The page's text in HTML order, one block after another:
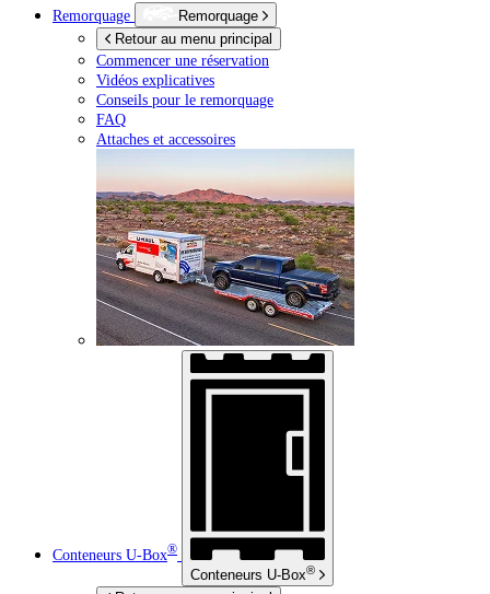
Remorquage
Remorquage
Retour au menu principal
Commencer une réservation
Vidéos explicatives
Conseils pour le remorquage
FAQ
Attaches et accessoires
Conteneurs U-Box®
Conteneurs U-Box®